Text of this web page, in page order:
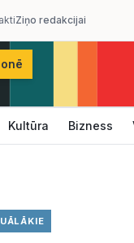
Ziņo redakcijai
Kultūra Bizness